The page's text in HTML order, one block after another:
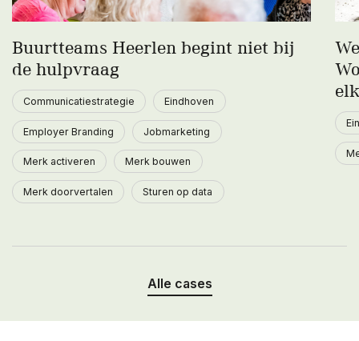
Buurtteams Heerlen begint niet bij
de hulpvraag
Communicatiestrategie Eindhoven
Employer Branding Jobmarketing
Merk activeren Merk bouwen
Merk doorvertalen Sturen op data
Alle cases